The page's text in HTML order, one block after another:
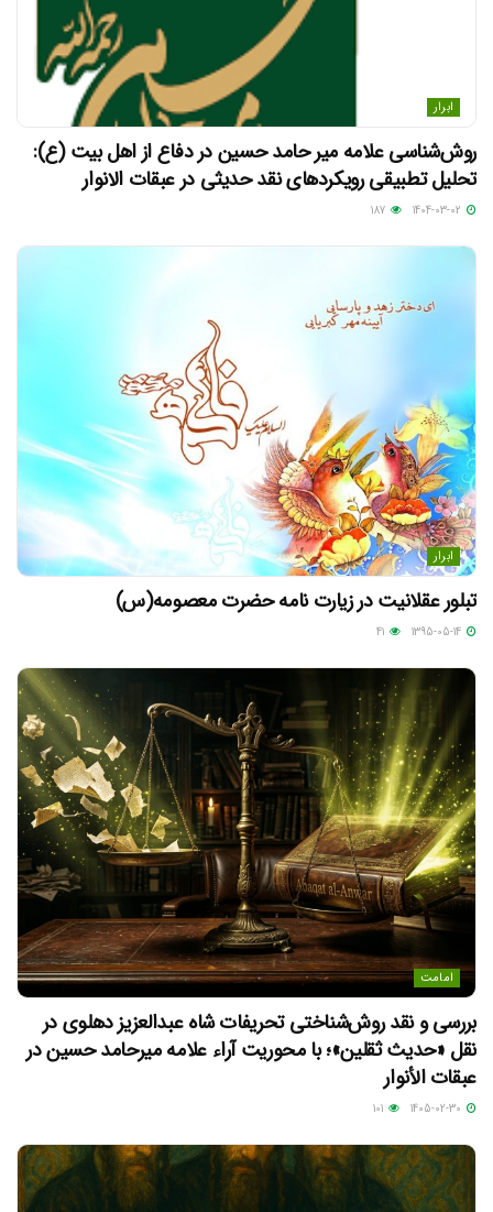
ابرار
روش‌شناسی علامه میر حامد حسین در دفاع از اهل بیت (ع):
تحلیل تطبیقی رویکردهای نقد حدیثی در عبقات الانوار
ابرار
تبلور عقلانیت در زیارت نامه حضرت معصومه(س)
امامت
بررسی و نقد روش‌شناختی تحریفات شاه عبدالعزیز دهلوی در
نقل «حدیث ثقلین»؛ با محوریت آراء علامه میرحامد حسین در
عبقات الأنوار